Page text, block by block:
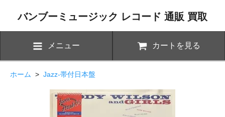
バンブーミュージック レコード 通販 買取
メニュー カートを見る
ホーム > Jazz-帯付日本盤